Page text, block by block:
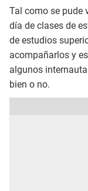
Tal como se pude
día de clases de
de estudios
acompañarlos y
algunos
bien o no.